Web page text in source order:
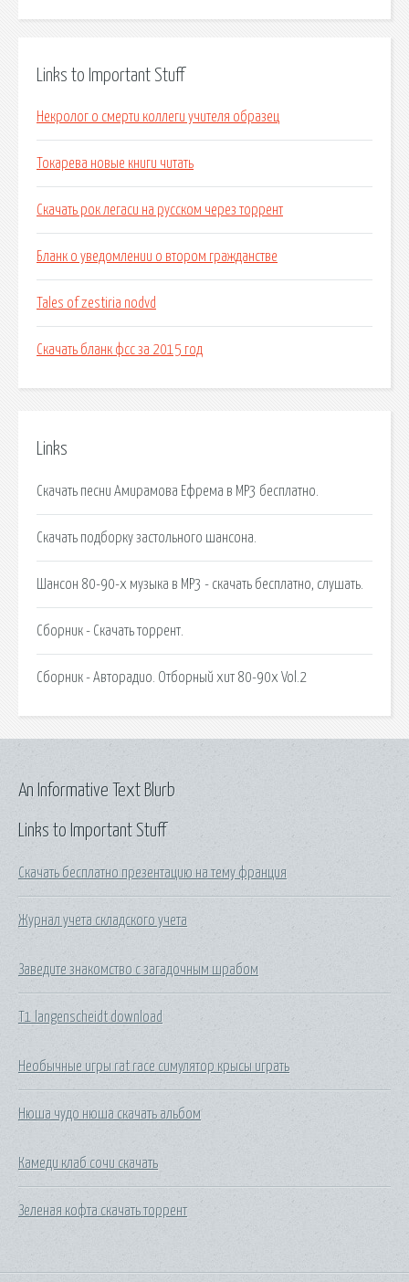
Links to Important Stuff
Некролог о смерти коллеги учителя образец
Токарева новые книги читать
Скачать рок легаси на русском через торрент
Бланк о уведомлении о втором гражданстве
Tales of zestiria nodvd
Скачать бланк фсс за 2015 год
Links
Скачать песни Амирамова Ефрема в MP3 бесплатно.
Скачать подборку застольного шансона.
Шансон 80-90-х музыка в MP3 - скачать бесплатно, слушать.
Сборник - Скачать торрент.
Сборник - Авторадио. Отборный хит 80-90х Vol.2
Links to Important Stuff
Скачать бесплатно презентацию на тему франция
Журнал учета складского учета
Заведите знакомство с загадочным шрабом
T1 langenscheidt download
Необычные игры rat race симулятор крысы играть
Нюша чудо нюша скачать альбом
Камеди клаб сочи скачать
Зеленая кофта скачать торрент
An Informative Text Blurb